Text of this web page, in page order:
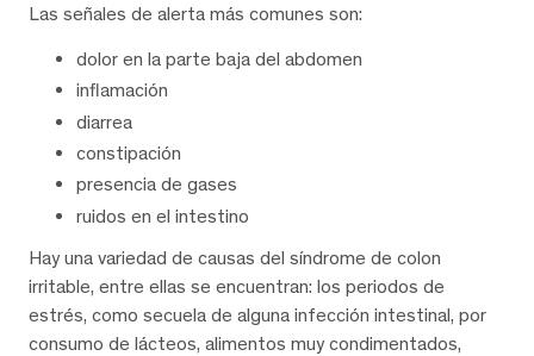
Las señales de alerta más comunes son:
dolor en la parte baja del abdomen
inflamación
diarrea
constipación
presencia de gases
ruidos en el intestino
Hay una variedad de causas del síndrome de colon
irritable, entre ellas se encuentran: los periodos de
estrés, como secuela de alguna infección intestinal, por
consumo de lácteos, alimentos muy condimentados,